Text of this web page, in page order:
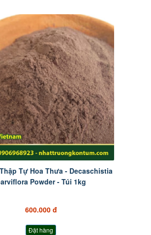
Tự Hoa Thưa - Decaschistia
Powder - Túi 1kg
600.000 đ
Đặt hàng